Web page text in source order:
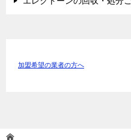
加盟希望の業者の方へ